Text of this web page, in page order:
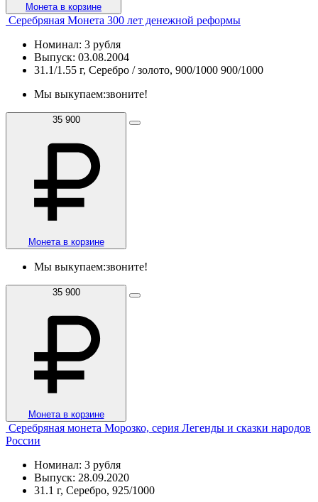
Монета в корзине
Серебряная Монета 300 лет денежной реформы
Номинал: 3 рубля
Выпуск: 03.08.2004
31.1/1.55 г, Серебро / золото, 900/1000 900/1000
Мы выкупаем:звоните!
35 900
Монета в корзине
Мы выкупаем:звоните!
35 900
Монета в корзине
Серебряная монета Морозко, серия Легенды и сказки народов
России
Номинал: 3 рубля
Выпуск: 28.09.2020
31.1 г, Серебро, 925/1000